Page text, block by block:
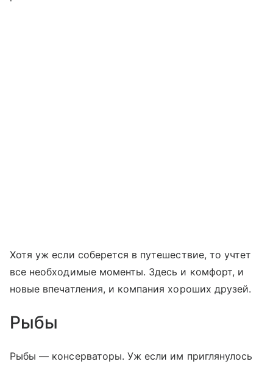
Хотя уж если соберется в путешествие, то учтет
все необходимые моменты. Здесь и комфорт, и
новые впечатления, и компания хороших друзей.
Рыбы
Рыбы — консерваторы. Уж если им приглянулось